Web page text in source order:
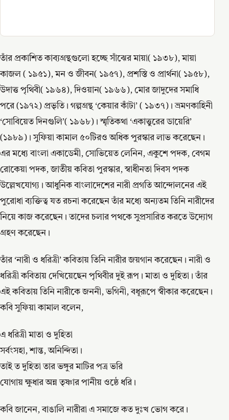
তাঁর প্রকাশিত কাব্যগ্রন্থগুলো হচ্ছে সাঁঝের মায়া( ১৯৩৮), মায়া
কাজল ( ১৯৫১), মন ও জীবন( ১৯৫৭), প্রশস্তি ও প্রার্থনা( ১৯৫৮),
উদাত্ত পৃথিবী( ১৯৬৪), দিওয়ান( ১৯৬৬), মোর জাদুদের সমাধি
পরে (১৯৭২) প্রভৃতি। গল্পগ্রন্থ ‘কেয়ার কাঁটা’ ( ১৯৩৭)। ভ্রমণকাহিনী
‘সোবিয়েত দিনগুলি’( ১৯৬৮)। স্মৃতিকথা ‘একাত্তুরের ডায়েরি’
(১৯৮৯)। সুফিয়া কামাল ৫০টিরও অধিক পুরস্কার লাভ করেছেন।
এর মধ্যে বাংলা একাডেমী, সোভিয়েত লেনিন, একুশে পদক, বেগম
রোকেয়া পদক, জাতীয় কবিতা পুরস্কার, স্বাধীনতা দিবস পদক
উল্লেখযোগ্য। আধুনিক বাংলাদেশের নারী প্রগতি আন্দোলনের এই
পুরোধা ব্যক্তিত্ব যত রচনা করেছেন তাঁর মধ্যে অন্যতম তিনি নারীদের
নিয়ে কাজ করেছেন। তাদের চলার পথকে সুপ্রসারিত করতে উদ্যোগ
গ্রহণ করেছেন।
তাঁর ‘নারী ও ধরিত্রী’ কবিতায় তিনি নারীর জয়গান করেছেন। নারী ও
ধরিত্রী কবিতায় দেখিয়েছেন পৃথিবীর দুই রূপ। মাতা ও দুহিতা। তাঁর
এই কবিতায় তিনি নারীকে জননী, ভগিনী, বধূরূপে স্বীকার করেছেন।
কবি সুফিয়া কামাল বলেন,
এ ধরিত্রী মাতা ও দুহিতা
সর্বংসহা, শান্ত, অনিন্দিতা।
তাই ত দুহিতা তার ভঙ্গুর মাটির পত্র ভরি
যোগায় ক্ষুধার অন্ন তৃষ্ণার পানীয় ওষ্ঠে ধরি।
কবি জানেন, বাঙালি নারীরা এ সমাজে কত দুঃখ ভোগ করে।